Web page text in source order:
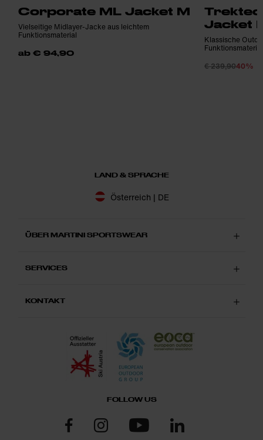
Corporate ML Jacket M
Vielseitige Midlayer-Jacke aus leichtem
Funktionsmaterial
ab € 94,90
Jacket
Klassische
€ 239,9040%
LAND & SPRACHE
Österreich | DE
ÜBER MARTINI SPORTSWEAR
SERVICES
KONTAKT
FOLLOW US